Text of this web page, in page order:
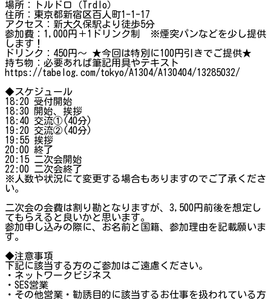
場所：トルドロ（Trdlo）
住所：東京都新宿区百人町1-1-17
アクセス：新大久保駅より徒歩5分
参加費：1,000円＋1ドリンク制 ※煙突パンなどを少し提供
します！
ドリンク：450円～ ★今回は特別に100円引きでご提供★
持ち物：必要あれば筆記用具やテキスト
https://tabelog.com/tokyo/A1304/A130404/13285032/
◆スケジュール
18:20 受付開始
18:30 開始、挨拶
18:40 交流①(40分)
19:20 交流②(40分)
19:55 挨拶
20:00 終了
20:15 二次会開始
22:00 二次会終了
※人数や状況にて変更する場合もありますのでご了承くださ
い。
二次会の会費は割り勘となりますが、3,500円前後を想定し
てもらえると良いかと思います。
参加申し込みの際に、お名前と国籍、参加理由を記載願いま
す。
◆注意事項
下記に該当する方のご参加はご遠慮ください。
・ネットワークビジネス
・SES営業
・その他営業・勧誘目的に該当するお仕事を扱われている方